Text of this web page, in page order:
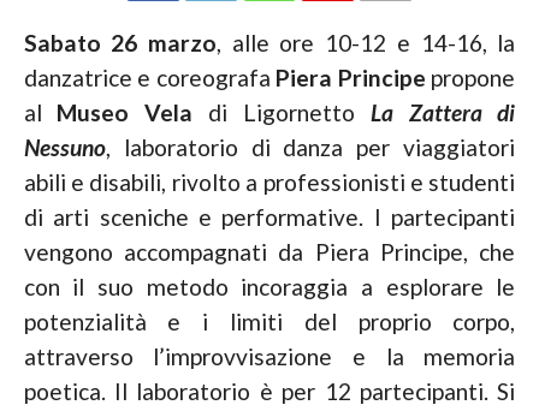
Sabato 26 marzo, alle ore 10-12 e 14-16, la
danzatrice e coreografa Piera Principe propone
al Museo Vela di Ligornetto La Zattera di
Nessuno, laboratorio di danza per viaggiatori
abili e disabili, rivolto a professionisti e studenti
di arti sceniche e performative. I partecipanti
vengono accompagnati da Piera Principe, che
con il suo metodo incoraggia a esplorare le
potenzialità e i limiti del proprio corpo,
attraverso l’improvvisazione e la memoria
poetica. Il laboratorio è per 12 partecipanti. Si